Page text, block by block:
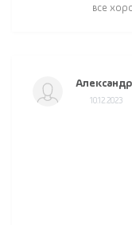
все
10.12.2023